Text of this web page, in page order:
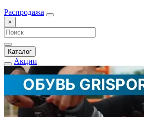
Распродажа
×
Каталог
Акции